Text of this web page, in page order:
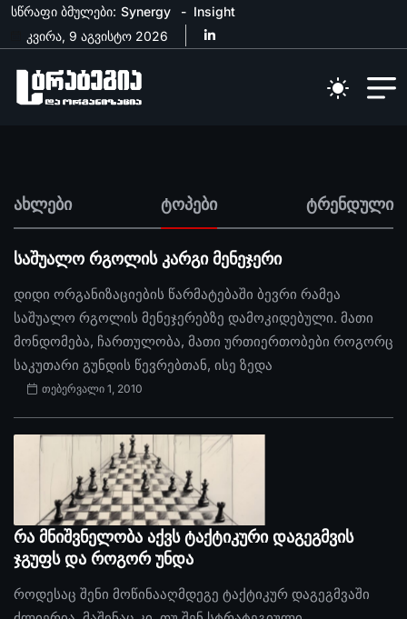
სწრაფი ბმულები: Synergy
Insight
კვირა, 9 აგვისტო 2026
ახლები ტოპები ტრენდული
საშუალო რგოლის კარგი მენეჯერი
დიდი ორგანიზაციების წარმატებაში ბევრი რამეა
საშუალო რგოლის მენეჯერებზე დამოკიდებული. მათი
მონდომება, ჩართულობა, მათი ურთიერთობები როგორც
საკუთარი გუნდის წევრებთან, ისე ზედა
თებერვალი 1, 2010
რა მნიშვნელობა აქვს ტაქტიკური დაგეგმვის
ჯგუფს და როგორ უნდა
როდესაც შენი მოწინააღმდეგე ტაქტიკურ დაგეგმვაში